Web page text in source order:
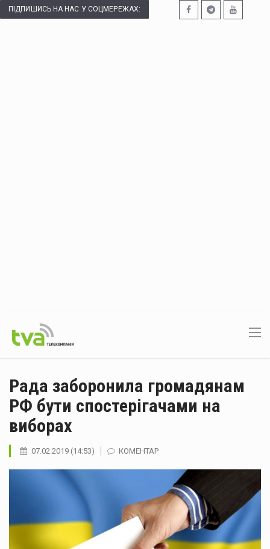
ПІДПИШИСЬ НА НАС У СОЦМЕРЕЖАХ:
Рада заборонила громадянам
РФ бути спостерігачами на
виборах
07.02.2019 (14:53) КОМЕНТАР